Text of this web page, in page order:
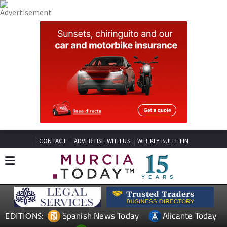
CONTACT ADVERTISE WITH US WEEKLY BULLETIN
EDITIONS: Spanish News Today
Alicante Today